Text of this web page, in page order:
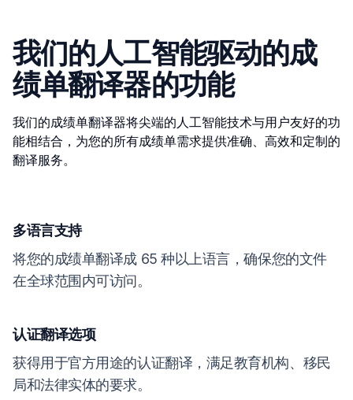
我们的人工智能驱动的成
绩单翻译器的功能
我们的成绩单翻译器将尖端的人工智能技术与用户友好的功
能相结合，为您的所有成绩单需求提供准确、高效和定制的
翻译服务。
多语言支持
将您的成绩单翻译成 65 种以上语言，确保您的文件
在全球范围内可访问。
认证翻译选项
获得用于官方用途的认证翻译，满足教育机构、移民
局和法律实体的要求。